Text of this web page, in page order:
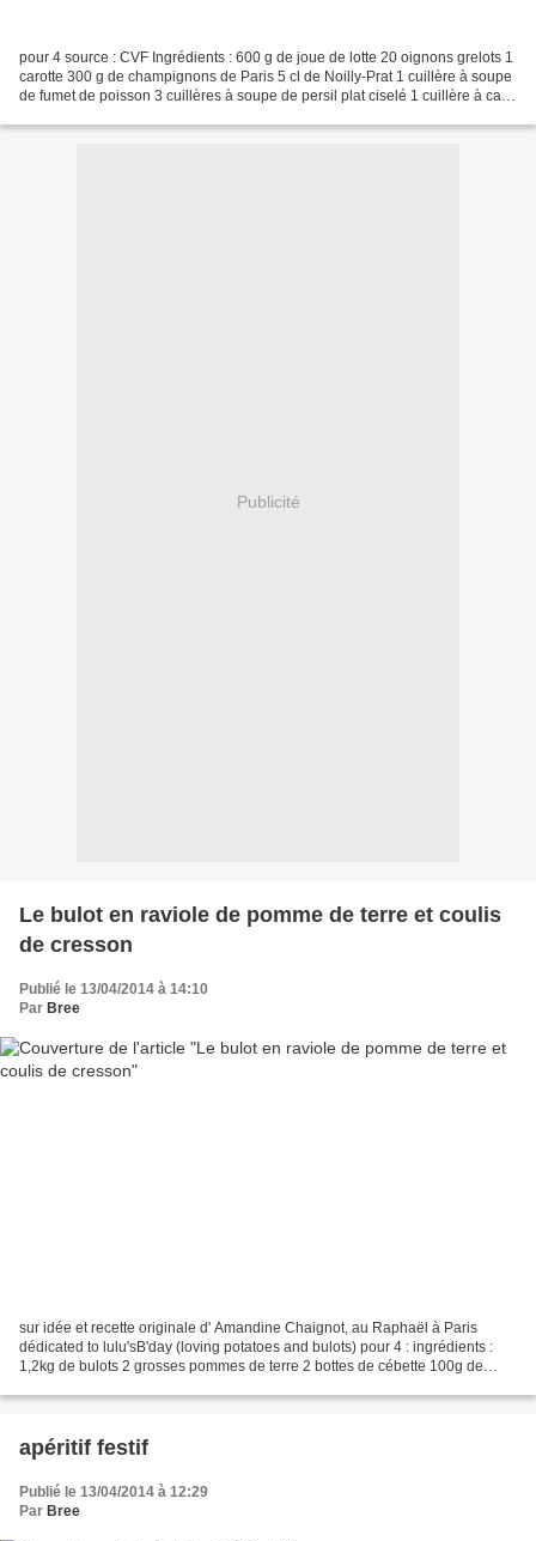
pour 4 source : CVF Ingrédients : 600 g de joue de lotte 20 oignons grelots 1
carotte 300 g de champignons de Paris 5 cl de Noilly-Prat 1 cuillère à soupe
de fumet de poisson 3 cuillères à soupe de persil plat ciselé 1 cuillère à café
Publicité
Le bulot en raviole de pomme de terre et coulis
de cresson
Publié le 13/04/2014 à 14:10
Par Bree
sur idée et recette originale d' Amandine Chaignot, au Raphaël à Paris
dédicated to lulu'sB'day (loving potatoes and bulots) pour 4 : ingrédients :
1,2kg de bulots 2 grosses pommes de terre 2 bottes de cébette 100g de
apéritif festif
Publié le 13/04/2014 à 12:29
Par Bree